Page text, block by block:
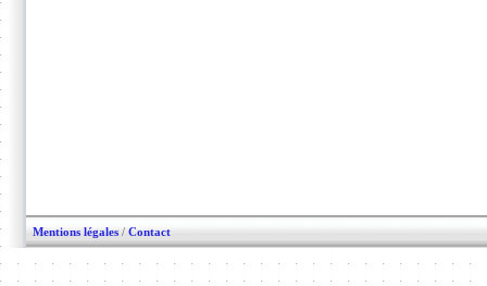
Mentions légales / Contact